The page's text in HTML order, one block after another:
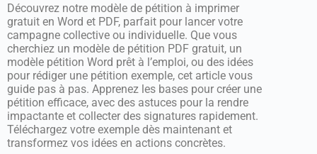
Découvrez notre modèle de pétition à imprimer
gratuit en Word et PDF, parfait pour lancer votre
campagne collective ou individuelle. Que vous
cherchiez un modèle de pétition PDF gratuit, un
modèle pétition Word prêt à l’emploi, ou des idées
pour rédiger une pétition exemple, cet article vous
guide pas à pas. Apprenez les bases pour créer une
pétition efficace, avec des astuces pour la rendre
impactante et collecter des signatures rapidement.
Téléchargez votre exemple dès maintenant et
transformez vos idées en actions concrètes.